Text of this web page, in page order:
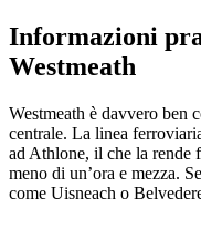
Informazioni
Westmeath
Westmeath è davvero ben
centrale. La linea
ad Athlone, il che la rende
meno di un’ora e mezza.
come Uisneach o